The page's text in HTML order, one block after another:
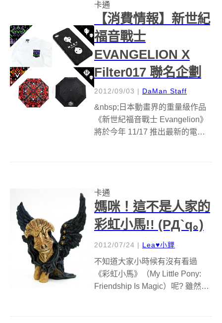
的外型，完全就是人類最偉大的
發明，下面就來...
卡通
【消費情報】新世紀
福音戰士
EVANGELION X
Filter017 聯名企劃
2012/09/03 | DaMan Staff
&nbsp;日本動畫界的重量級作品
《新世紀福音戰士 Evangelion》
將於今年 11/17 推出最新的電影
企劃，邀...
卡通
媽咪！這不是人家的
彩虹小馬!! (PД`q｡)
2012/07/24 | Lea♥小貍
不知道大家小時候有沒有看過
《彩虹小馬》（My Little Pony:
Friendship Is Magic）呢? 雖然跟